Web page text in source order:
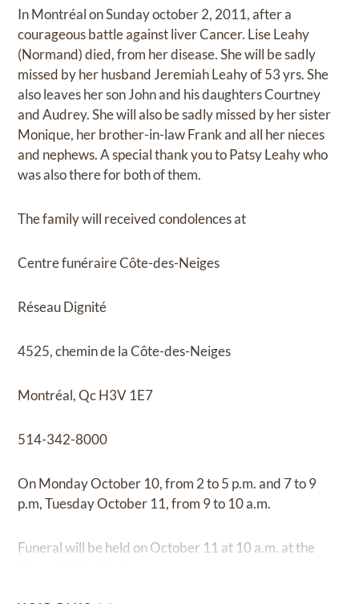
In Montréal on Sunday october 2, 2011, after a
courageous battle against liver Cancer. Lise Leahy
(Normand) died, from her disease. She will be sadly
missed by her husband Jeremiah Leahy of 53 yrs. She
also leaves her son John and his daughters Courtney
and Audrey. She will also be sadly missed by her sister
Monique, her brother-in-law Frank and all her nieces
and nephews. A special thank you to Patsy Leahy who
was also there for both of them.
The family will received condolences at
Centre funéraire Côte-des-Neiges
Réseau Dignité
4525, chemin de la Côte-des-Neiges
Montréal, Qc H3V 1E7
514-342-8000
On Monday October 10, from 2 to 5 p.m. and 7 to 9
p.m, Tuesday October 11, from 9 to 10 a.m.
Funeral will be held on October 11 at 10 a.m. at the